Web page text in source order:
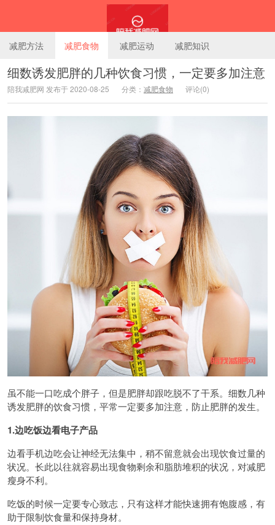
陪我减肥网
减肥方法 减肥食物 减肥运动 减肥知识
细数诱发肥胖的几种饮食习惯，一定要多加注意
陪我减肥网 发布于 2020-08-25 分类： 减肥食物 评论(0)
虽不能一口吃成个胖子，但是肥胖却跟吃脱不了干系。细数几种
诱发肥胖的饮食习惯，平常一定要多加注意，防止肥胖的发生。
1.边吃饭边看电子产品
边看手机边吃会让神经无法集中，稍不留意就会出现饮食过量的
状况。长此以往就容易出现食物剩余和脂肪堆积的状况，对减肥
瘦身不利。
吃饭的时候一定要专心致志，只有这样才能快速拥有饱腹感，有
助于限制饮食量和保持身材。